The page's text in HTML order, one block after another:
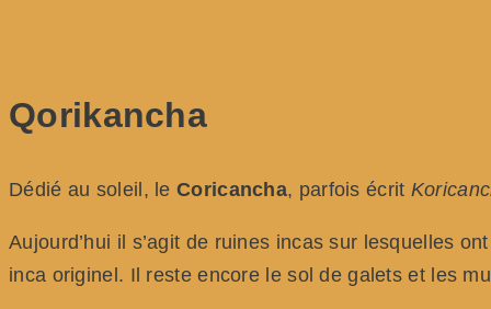
Qorikancha
Dédié au soleil, le Coricancha, parfois écrit
Aujourd’hui il s’agit de ruines incas sur lesquelles
inca originel. Il reste encore le sol de galets et les